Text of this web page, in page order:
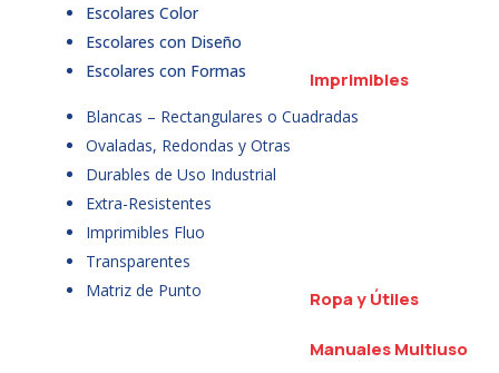
Escolares Color
Escolares con Diseño
Escolares con Formas
Imprimibles
Blancas – Rectangulares o Cuadradas
Ovaladas, Redondas y Otras
Durables de Uso Industrial
Extra-Resistentes
Imprimibles Fluo
Transparentes
Matriz de Punto
Ropa y Útiles
Manuales Multiuso